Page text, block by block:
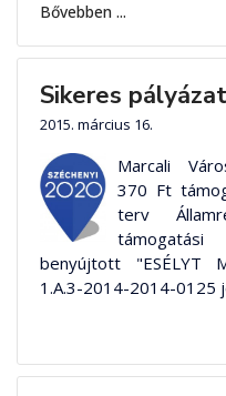
Bővebben ...
Sikeres pályázat
2015. március 16.
Marcali
370 Ft
terv
benyújtott "ESÉLYT
1.A.3-2014-2014-0125